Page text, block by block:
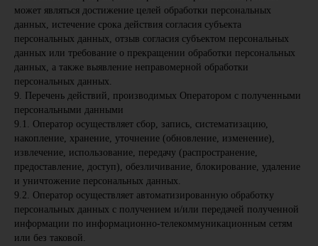
может являться достижение целей обработки персональных
данных, истечение срока действия согласия субъекта
персональных данных, отзыв согласия субъектом персональных
данных или требование о прекращении обработки персональных
данных, а также выявление неправомерной обработки
персональных данных.
9. Перечень действий, производимых Оператором с полученными
персональными данными
9.1. Оператор осуществляет сбор, запись, систематизацию,
накопление, хранение, уточнение (обновление, изменение),
извлечение, использование, передачу (распространение,
предоставление, доступ), обезличивание, блокирование, удаление
и уничтожение персональных данных.
9.2. Оператор осуществляет автоматизированную обработку
персональных данных с получением и/или передачей полученной
информации по информационно-телекоммуникационным сетям
или без таковой.